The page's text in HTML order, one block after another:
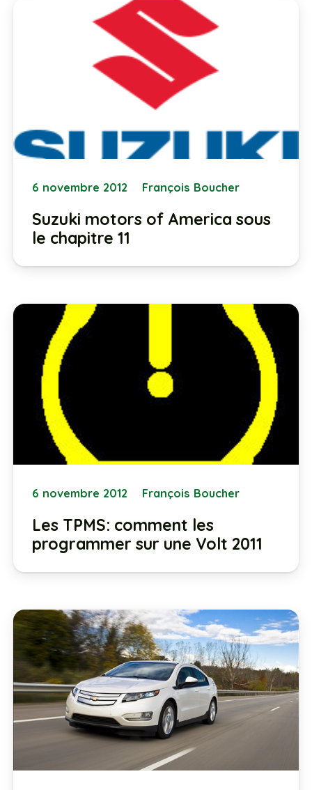
6 novembre 2012 François Boucher
Suzuki motors of America sous
le chapitre 11
6 novembre 2012 François Boucher
Les TPMS: comment les
programmer sur une Volt 2011